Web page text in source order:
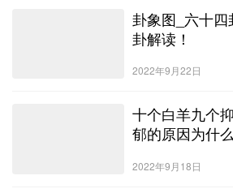
卦象图_六十
卦解读！
2022年9月22日
十个白羊九个
郁的原因为什
2022年9月18日